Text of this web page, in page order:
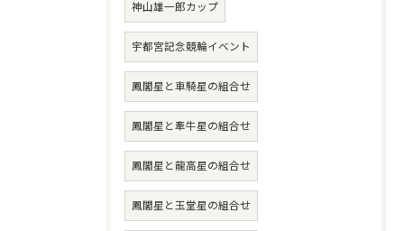
神山雄一郎カップ
宇都宮記念競輪イベント
鳳閣星と車騎星の組合せ
鳳閣星と牽牛星の組合せ
鳳閣星と龍高星の組合せ
鳳閣星と玉堂星の組合せ